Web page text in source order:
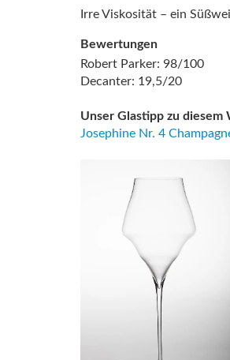
Irre Viskosität – ein
Bewertungen
Robert Parker: 98/100
Decanter: 19,5/20
Unser Glastipp zu diesem
Josephine Nr. 4